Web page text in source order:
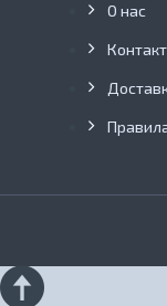
О нас